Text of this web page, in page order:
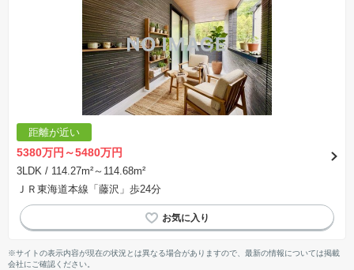
距離が近い
5380万円～5480万円
3LDK / 114.27m²～114.68m²
ＪＲ東海道本線「藤沢」歩24分
※サイトの表示内容が現在の状況とは異なる場合がありますので、最新の情報については掲載
会社にご確認ください。